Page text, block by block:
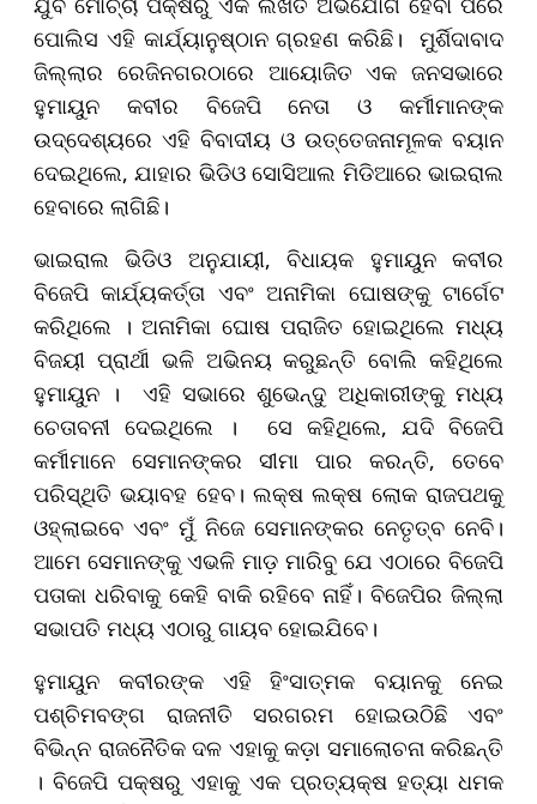
ପୋଲିସ ଏହି କାର୍ଯ୍ୟାନୁଷ୍ଠାନ ଗ୍ରହଣ କରିଛି। ମୁର୍ଶିଦାବାଦ
ଜିଲ୍ଲାର ରେଜିନଗରଠାରେ ଆୟୋଜିତ ଏକ ଜନସଭାରେ
ହୁମାୟୁନ କବୀର ବିଜେପି ନେତା ଓ କର୍ମୀମାନଙ୍କ
ଉଦ୍ଦେଶ୍ୟରେ ଏହି ବିବାଦୀୟ ଓ ଉତ୍ତେଜନାମୂଳକ ବୟାନ
ଦେଇଥିଲେ, ଯାହାର ଭିଡିଓ ସୋସିଆଲ ମିଡିଆରେ ଭାଇରାଲ
ହେବାରେ ଲାଗିଛି।
ଭାଇରାଲ ଭିଡିଓ ଅନୁଯାୟୀ, ବିଧାୟକ ହୁମାୟୁନ କବୀର
ବିଜେପି କାର୍ଯ୍ୟକର୍ତ୍ତା ଏବଂ ଅନାମିକା ଘୋଷଙ୍କୁ ଟାର୍ଗେଟ
କରିଥିଲେ । ଅନାମିକା ଘୋଷ ପରାଜିତ ହୋଇଥିଲେ ମଧ୍ୟ
ବିଜୟୀ ପ୍ରାର୍ଥୀ ଭଳି ଅଭିନୟ କରୁଛନ୍ତି ବୋଲି କହିଥିଲେ
ହୁମାୟୁନ । ଏହି ସଭାରେ ଶୁଭେନ୍ଦୁ ଅଧିକାରୀଙ୍କୁ ମଧ୍ୟ
ଚେତାବନୀ ଦେଇଥିଲେ । ସେ କହିଥିଲେ, ଯଦି ବିଜେପି
କର୍ମୀମାନେ ସେମାନଙ୍କର ସୀମା ପାର କରନ୍ତି, ତେବେ
ପରିସ୍ଥିତି ଭୟାବହ ହେବ। ଲକ୍ଷ ଲକ୍ଷ ଲୋକ ରାଜପଥକୁ
ଓହ୍ଲାଇବେ ଏବଂ ମୁଁ ନିଜେ ସେମାନଙ୍କର ନେତୃତ୍ବ ନେବି।
ଆମେ ସେମାନଙ୍କୁ ଏଭଳି ମାଡ଼ ମାରିବୁ ଯେ ଏଠାରେ ବିଜେପି
ପତାକା ଧରିବାକୁ କେହି ବାକି ରହିବେ ନାହିଁ। ବିଜେପିର ଜିଲ୍ଲା
ସଭାପତି ମଧ୍ୟ ଏଠାରୁ ଗାୟବ ହୋଇଯିବେ।
ହୁମାୟୁନ କବୀରଙ୍କ ଏହି ହିଂସାତ୍ମକ ବୟାନକୁ ନେଇ
ପଶ୍ଚିମବଙ୍ଗ ରାଜନୀତି ସରଗରମ ହୋଇଉଠିଛି ଏବଂ
ବିଭିନ୍ନ ରାଜନୈତିକ ଦଳ ଏହାକୁ କଡ଼ା ସମାଲୋଚନା କରିଛନ୍ତି
। ବିଜେପି ପକ୍ଷରୁ ଏହାକୁ ଏକ ପ୍ରତ୍ୟକ୍ଷ ହତ୍ୟା ଧମକ